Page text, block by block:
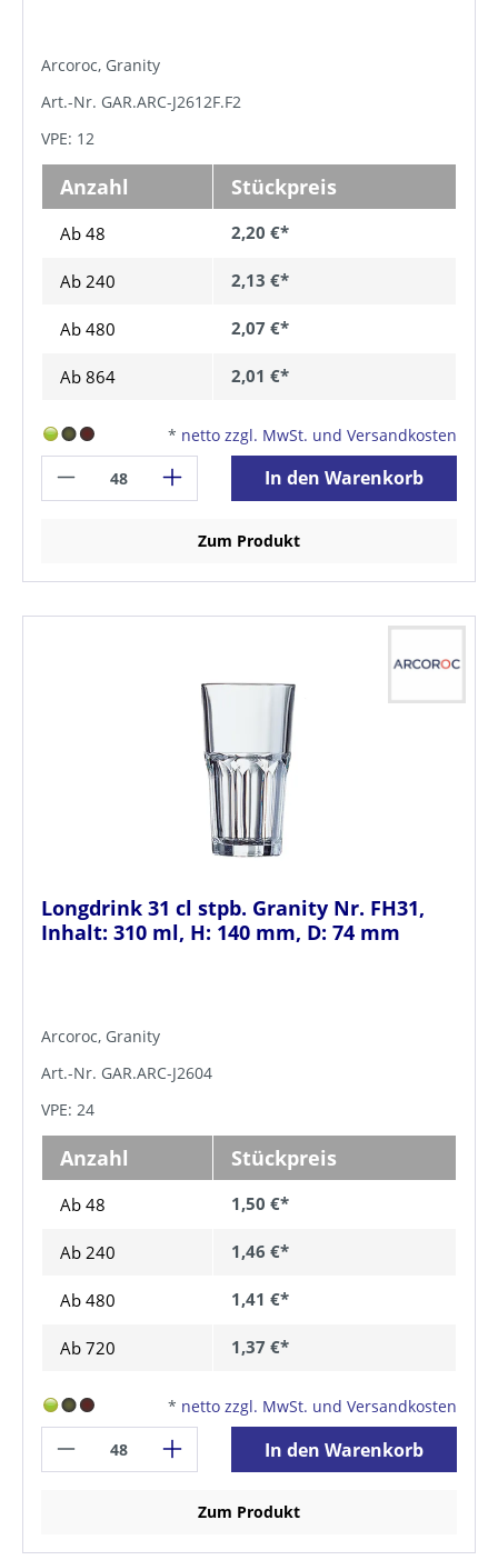
Arcoroc, Granity
Art.-Nr. GAR.ARC-J2612F.F2
VPE: 12
Anzahl Stückpreis
Ab 48 2,20 €*
Ab 240 2,13 €*
Ab 480 2,07 €*
Ab 864 2,01 €*
* netto zzgl. MwSt. und Versandkosten
In den Warenkorb
Zum Produkt
Longdrink 31 cl stpb. Granity Nr. FH31,
Inhalt: 310 ml, H: 140 mm, D: 74 mm
Arcoroc, Granity
Art.-Nr. GAR.ARC-J2604
VPE: 24
Anzahl Stückpreis
Ab 48 1,50 €*
Ab 240 1,46 €*
Ab 480 1,41 €*
Ab 720 1,37 €*
* netto zzgl. MwSt. und Versandkosten
In den Warenkorb
Zum Produkt